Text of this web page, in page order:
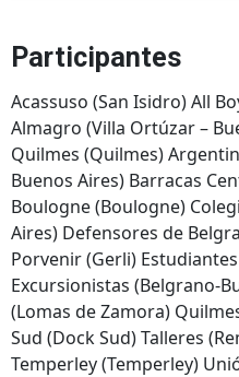
Participantes
Acassuso (San Isidro) All
Almagro (Villa Ortúzar –
Quilmes (Quilmes)
Buenos Aires) Barracas
Boulogne (Boulogne)
Aires) Defensores de
Porvenir (Gerli)
Excursionistas (Belgrano-
(Lomas de Zamora)
Sud (Dock Sud) Talleres
Temperley (Temperley)